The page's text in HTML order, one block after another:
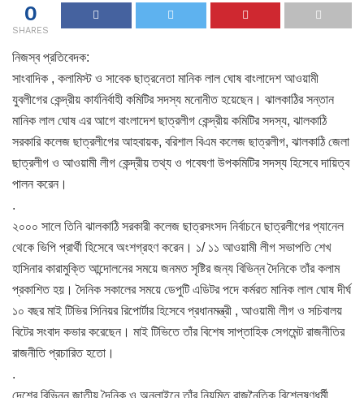
0
SHARES
নিজস্ব প্রতিবেদক:
সাংবাদিক , কলামিস্ট ও সাবেক ছাত্রনেতা মানিক লাল ঘোষ বাংলাদেশ আওয়ামী
যুবলীগের কেন্দ্রীয় কার্যনির্বাহী কমিটির সদস্য মনোনীত হয়েছেন। ঝালকাঠির সন্তান
মানিক লাল ঘোষ এর আগে বাংলাদেশ ছাত্রলীগ কেন্দ্রীয় কমিটির সদস্য, ঝালকাঠি
সরকারি কলেজ ছাত্রলীগের আহবায়ক, বরিশাল বিএম কলেজ ছাত্রলীগ, ঝালকাঠি জেলা
ছাত্রলীগ ও আওয়ামী লীগ কেন্দ্রীয় তথ্য ও গবেষণা উপকমিটির সদস্য হিসেবে দায়িত্ব
পালন করেন।
.
২০০০ সালে তিনি ঝালকাঠি সরকারী কলেজ ছাত্রসংসদ নির্বাচনে ছাত্রলীগের প্যানেল
থেকে ভিপি প্রার্থী হিসেবে অংশগ্রহণ করেন। ১/ ১১ আওয়ামী লীগ সভাপতি শেখ
হাসিনার কারামুক্তি আন্দোলনের সময়ে জনমত সৃষ্টির জন্য বিভিন্ন দৈনিকে তাঁর কলাম
প্রকাশিত হয়। দৈনিক সকালের সময়ে ডেপুটি এডিটর পদে কর্মরত মানিক লাল ঘোষ দীর্ঘ
১০ বছর মাই টিভির সিনিয়র রিপোর্টার হিসেবে প্রধানমন্ত্রী , আওয়ামী লীগ ও সচিবালয়
বিটের সংবাদ কভার করেছেন। মাই টিভিতে তাঁর বিশেষ সাপ্তাহিক সেগমেন্ট রাজনীতির
রাজনীতি প্রচারিত হতো।
.